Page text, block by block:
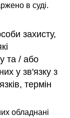
в суді.
захисту,
та / або
у зв'язку з
термін
обладнані